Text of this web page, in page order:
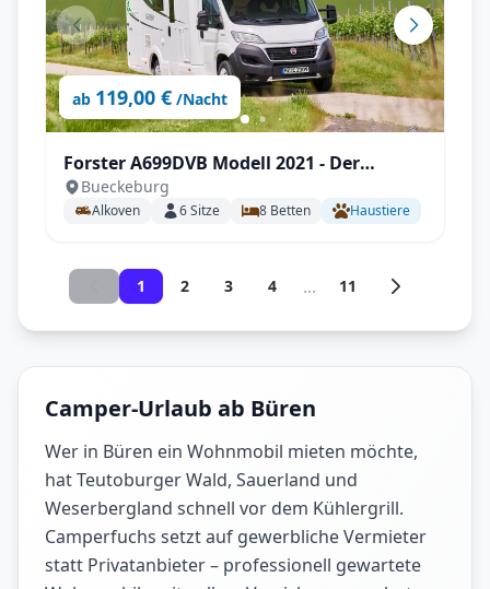
ab 119,00 € /Nacht
Forster A699DVB Modell 2021 - Der
Familienversteher
Bueckeburg
Alkoven 6Sitze 8 Betten Haustiere
1 2 3 4 ... 11
Camper-Urlaub ab Büren
Wer in Büren ein Wohnmobil mieten möchte,
hat Teutoburger Wald, Sauerland und
Weserbergland schnell vor dem Kühlergrill.
Camperfuchs setzt auf gewerbliche Vermieter
statt Privatanbieter – professionell gewartete